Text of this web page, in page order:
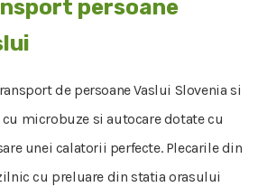
persoane
de persoane Vaslui Slovenia si
microbuze si autocare dotate cu
unei calatorii perfecte. Plecarile din
cu preluare din statia orasului